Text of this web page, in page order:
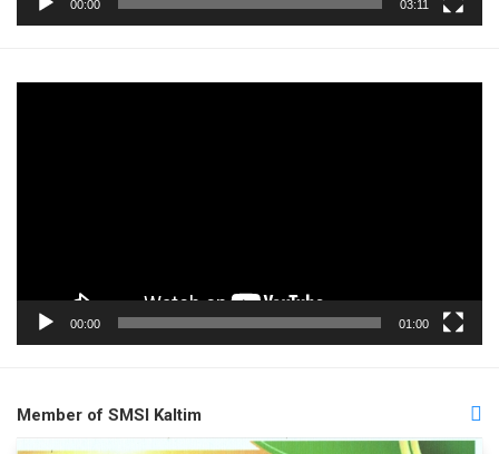
00:00 03:11
00:00 01:00
Member of SMSI Kaltim